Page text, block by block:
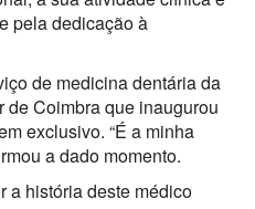
pela dedicação à
de medicina dentária da
Coimbra que inaugurou
exclusivo. “É a minha
a dado momento.
a história deste médico